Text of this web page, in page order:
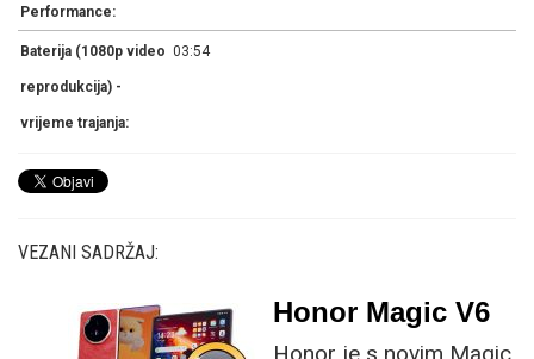
Performance:
Baterija (1080p video
reprodukcija) -
vrijeme trajanja:
03:54
VEZANI SADRŽAJ:
Honor Magic V6